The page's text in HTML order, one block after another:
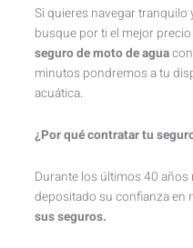
Si quieres navegar tranquilo
busque por ti el mejor
seguro de moto de agua
minutos pondremos a tu
acuática.
¿Por qué contratar tu
Durante los últimos 40
depositado su confianza en
sus seguros.